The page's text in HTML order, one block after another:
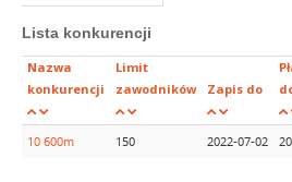
Lista konkurencji
Nazwa
konkurencji
Limit
zawodników
Zapis do
10 600m 150 2022-07-02